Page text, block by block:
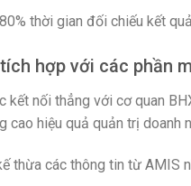
thời gian đối chiếu kết
hợp với các phần
kết nối thẳng với cơ quan
cao hiệu quả quản trị doanh
thừa các thông tin từ AMIS